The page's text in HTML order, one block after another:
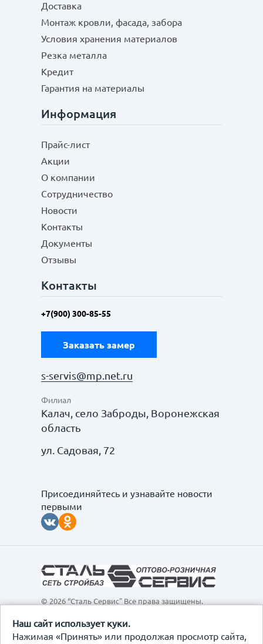
Наш сайт использует куки.
Нажимая «Принять» или продолжая просмотр сайта,
Доставка
Монтаж кровли, фасада, забора
Условия хранения материалов
Резка металла
Кредит
Гарантия на материалы
Информация
Прайс-лист
Акции
О компании
Сотрудничество
Новости
Контакты
Документы
Отзывы
Контакты
+7(900) 300-85-55
Заказать замер
s-servis@mp.net.ru
Филиал
Калач, село Заброды, Воронежская
область
ул. Садовая, 72
Присоединяйтесь и узнавайте новости
первыми
© 2026 “Сталь Сервис" Все права защищены.
интернет-сайт, а также вся информация о товарах и
ценах, предоставленная на нём, носит
исключительно информационный характер и ни при